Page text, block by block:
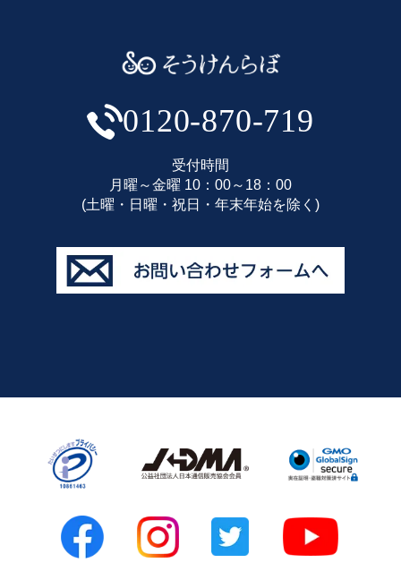
0120-870-719
受付時間
月曜～金曜 10：00～18：00
(土曜・日曜・祝日・年末年始を除く)